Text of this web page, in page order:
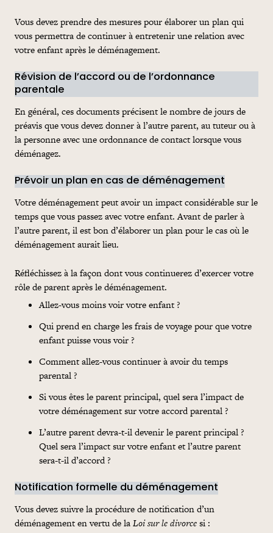
Vous devez prendre des mesures pour élaborer un plan qui
vous permettra de continuer à entretenir une relation avec
votre enfant après le déménagement.
Révision de l’accord ou de l’ordonnance
parentale
En général, ces documents précisent le nombre de jours de
préavis que vous devez donner à l’autre parent, au tuteur ou à
la personne avec une ordonnance de contact lorsque vous
déménagez.
Prévoir un plan en cas de déménagement
Votre déménagement peut avoir un impact considérable sur le
temps que vous passez avec votre enfant. Avant de parler à
l’autre parent, il est bon d’élaborer un plan pour le cas où le
déménagement aurait lieu.
Réfléchissez à la façon dont vous continuerez d’exercer votre
rôle de parent après le déménagement.
Allez-vous moins voir votre enfant ?
Qui prend en charge lesfraisde voyage pour que votre
enfant puisse vous voir ?
Comment allez-vous continuer à avoir du temps
parental ?
Si vous êtes le parent principal, quel sera l’impact de
votre déménagement sur votre accord parental ?
L’autreparent devra-t-il devenir le parent principal ?
Quel sera l’impact sur votre enfant et l’autre parent
sera-t-il d’accord ?
Notification formelle du déménagement
Vous devez suivre la procédure de notification d’un
déménagement en vertu de laLoi sur le divorcesi :